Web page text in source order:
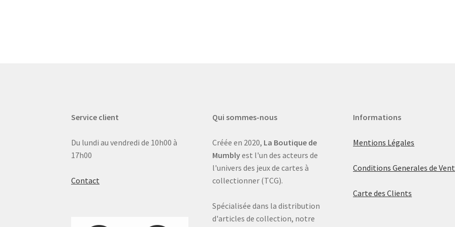
Service client
Du lundi au vendredi de 10h00 à
17h00
Contact
Qui sommes-nous
Créée en 2020, La Boutique de
Mumblyest l'un des acteurs de
l'univers des jeux de cartes à
collectionner (TCG).
Spécialisée dans la distribution
d'articles de collection, notre
Informations
Mentions Légales
Conditions Generales de
Carte des Clients